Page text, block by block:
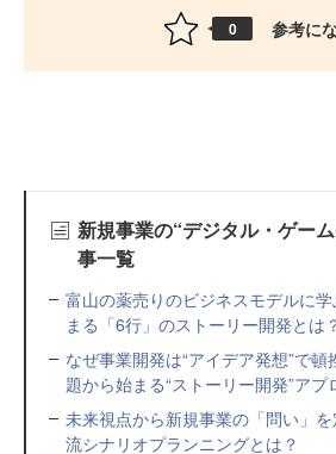
0 参考に
新規事業の“デジタル・ゲー
事一覧
富山の薬売りのビジネスモデルに
まる「6行」のストーリー開発とは
なぜ事業開発は“アイデア発想”で
題から始まる“ストーリー開発”アプ
未来視点から新規事業の「問い」
流シナリオプランニングとは？